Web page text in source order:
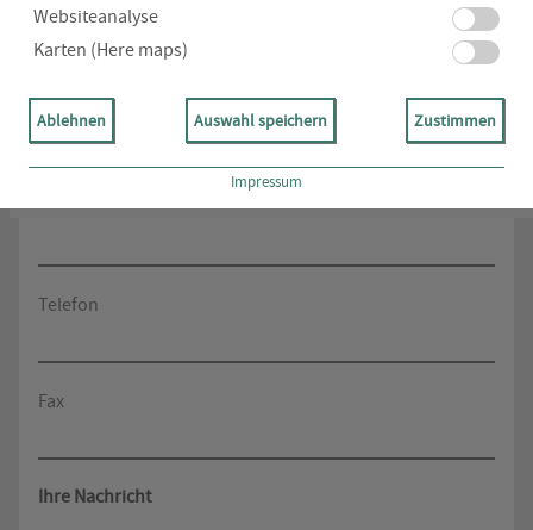
Websiteanalyse
Karten (Here maps)
Ablehnen Auswahl speichern Zustimmen
Impressum
Vorname*
Name*
E-Mail*
Telefon
Fax
Ihre Nachricht